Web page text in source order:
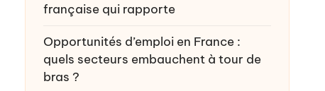
française qui rapporte
Opportunités d’emploi en France :
quels secteurs embauchent à tour de
bras ?